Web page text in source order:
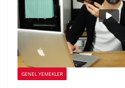
GENEL YEMEKLER